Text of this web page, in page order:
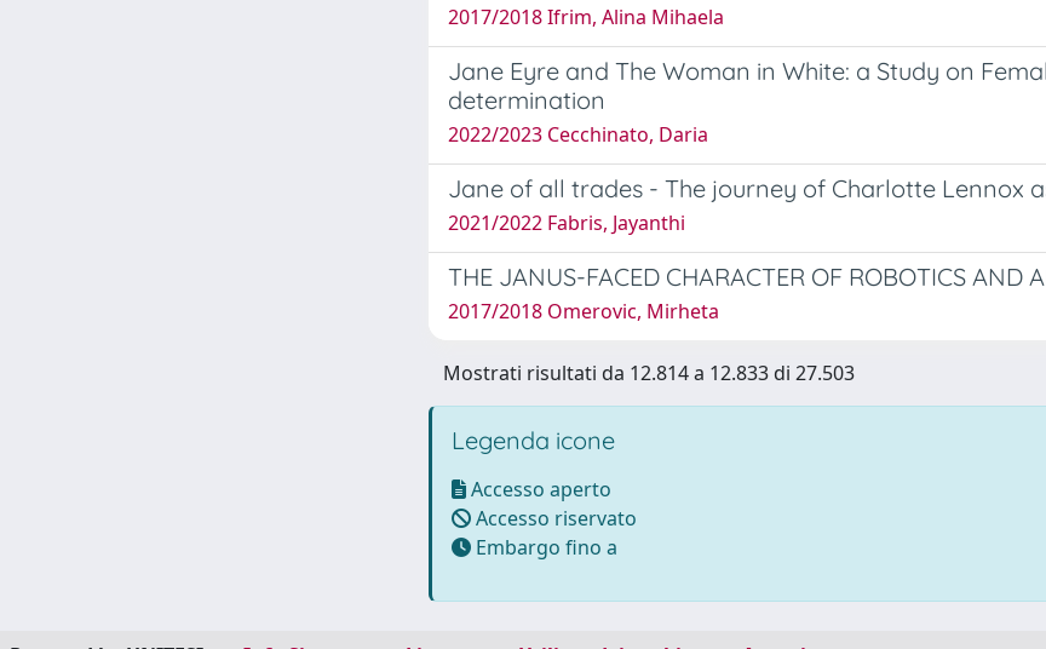
2017/2018 Ifrim, Alina Mihaela
Jane Eyre and The Woman in White: a Study on
determination
2022/2023 Cecchinato, Daria
Jane of all trades - The journey of Charlotte Lennox
2021/2022 Fabris, Jayanthi
THE JANUS-FACED CHARACTER OF ROBOTICS AND
2017/2018 Omerovic, Mirheta
Mostrati risultati da 12.814 a 12.833 di 27.503
Legenda icone
Accesso aperto
Accesso riservato
Embargo fino a